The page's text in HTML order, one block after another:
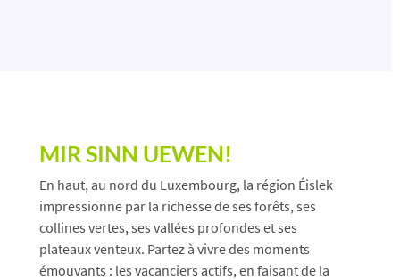
MIR SINN UEWEN!
En haut, au nord du Luxembourg, la région Éislek
impressionne par la richesse de ses forêts, ses
collines vertes, ses vallées profondes et ses
plateaux venteux. Partez à vivre des moments
émouvants : les vacanciers actifs, en faisant de la